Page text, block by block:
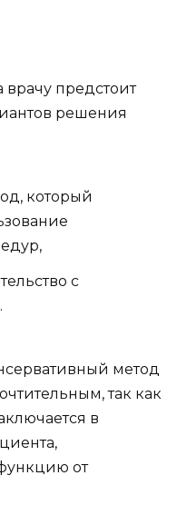
врачу предстоит
решения
который
с
метод
так как
в
от